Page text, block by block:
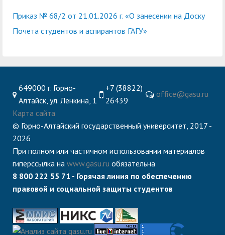
Приказ № 68/2 от 21.01.2026 г. «О занесении на Доску
Почета студентов и аспирантов ГАГУ»
649000 г. Горно-
Алтайск, ул. Ленкина, 1
+7 (38822)
26439
office@gasu.ru
Карта сайта
© Горно-Алтайский государственный университет, 2017 -
2026
При полном или частичном использовании материалов
гиперссылка на www.gasu.ru обязательна
8 800 222 55 71 - Горячая линия по обеспечению
правовой и социальной защиты студентов